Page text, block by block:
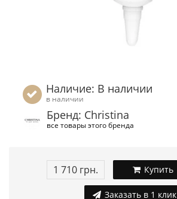
Наличие: В наличии
в наличии
Бренд: Christina
все товары этого бренда
1 710 грн. Купить
Заказать в 1 клик